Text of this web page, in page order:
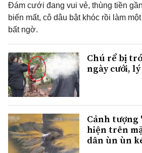
Đám cưới đang vui vẻ, thùng tiền
biến mất, cô dâu bật khóc rồi làm
bất ngờ.
Chú rể bị
ngày cưới,
Cảnh tượng
hiện trên
dân ùn ùn